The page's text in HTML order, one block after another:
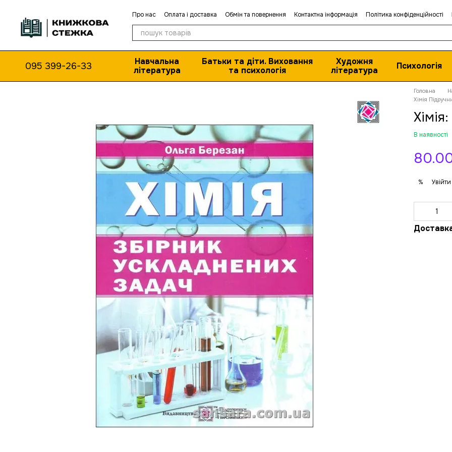
Про нас Оплата і доставка Обмін та повернення Контактна інформація Політика конфіденційності
095 399-26-33
Навчальна
література
Батьки та діти. Виховання
та психологія
Художня
література
Психологія
Головна
Хімія
В наявності
% Увійти